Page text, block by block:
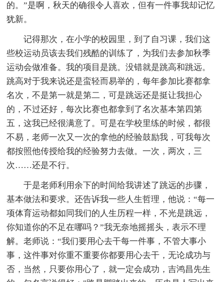
的。”是啊，秋天的确很令人喜欢，但有一件事我却记忆
犹新。
记得那次，在小学的校园里，到了自习课，我们这
些校运动员该去我们残酷的训练了，为我们去参加秋季
运动会做准备。我的项目是跳。没错就是跳高和跳远。
跳高对于我来说还是蛮轻而易举的，每年参加比赛都拿
名次，不是第一就是第二，可是跳远还是挺让我担心
的，不过还好，每次比赛也都拿到了名次基本第四第
五，这我已经很满意了。可是在学校里练的时候，都很
不易，老师一次又一次的拿他的经验鼓励我，可我每次
都按照他传授给我的经验努力去做。一次，两次，三
次……还是不行。
于是老师利用余下的时间给我讲述了跳远的步骤，
基本做法和要求。还告诉我一些人生哲理，他说：“每一
项体育运动都如同我们的人生历程一样，不光是跳远，
你知道你的不足在哪吗？”我无奈地摇摇头，表示不理
解。老师说：“我们要用心去干每一件事，不管大事小
事，这件事对你重不重要你都要用心去干，无论成功与
否，当然，只要你用心了，就一定会成功，吉鸿昌先生